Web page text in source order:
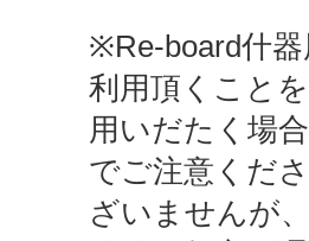
※Re-board什
利用頂くこと
用いだたく場
でご注意くだ
ざいませんが